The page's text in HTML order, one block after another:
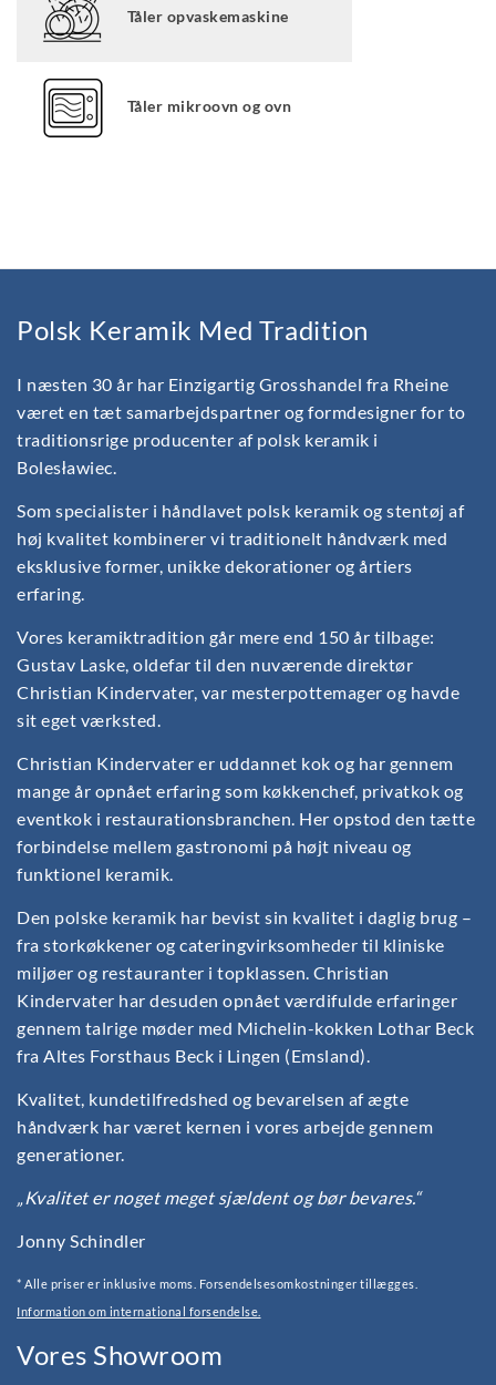
Tåler opvaskemaskine
Tåler mikroovn og ovn
Polsk Keramik Med Tradition
I næsten 30 år har Einzigartig Grosshandel fra Rheine
været en tæt samarbejdspartner og formdesigner for to
traditionsrige producenter af polsk keramik i
Bolesławiec.
Som specialister i håndlavet polsk keramik og stentøj af
høj kvalitet kombinerer vi traditionelt håndværk med
eksklusive former, unikke dekorationer og årtiers
erfaring.
Vores keramiktradition går mere end 150 år tilbage:
Gustav Laske, oldefar til den nuværende direktør
Christian Kindervater, var mesterpottemager og havde
sit eget værksted.
Christian Kindervater er uddannet kok og har gennem
mange år opnået erfaring som køkkenchef, privatkok og
eventkok i restaurationsbranchen. Her opstod den tætte
forbindelse mellem gastronomi på højt niveau og
funktionel keramik.
Den polske keramik har bevist sin kvalitet i daglig brug –
fra storkøkkener og cateringvirksomheder til kliniske
miljøer og restauranter i topklassen. Christian
Kindervater har desuden opnået værdifulde erfaringer
gennem talrige møder med Michelin-kokken Lothar Beck
fra Altes Forsthaus Beck i Lingen (Emsland).
Kvalitet, kundetilfredshed og bevarelsen af ægte
håndværk har været kernen i vores arbejde gennem
generationer.
„Kvalitet er noget meget sjældent og bør bevares.“
Jonny Schindler
* Alle priser er inklusive moms. Forsendelsesomkostninger tillægges.
Information om international forsendelse.
Vores Showroom